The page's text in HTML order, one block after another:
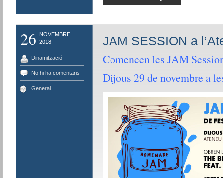
26
NOVEMBRE
2018
Dinamització
No hi ha comentaris
General
JAM SESSION a
Comencen les JAM
Dijous 29 de novembre a